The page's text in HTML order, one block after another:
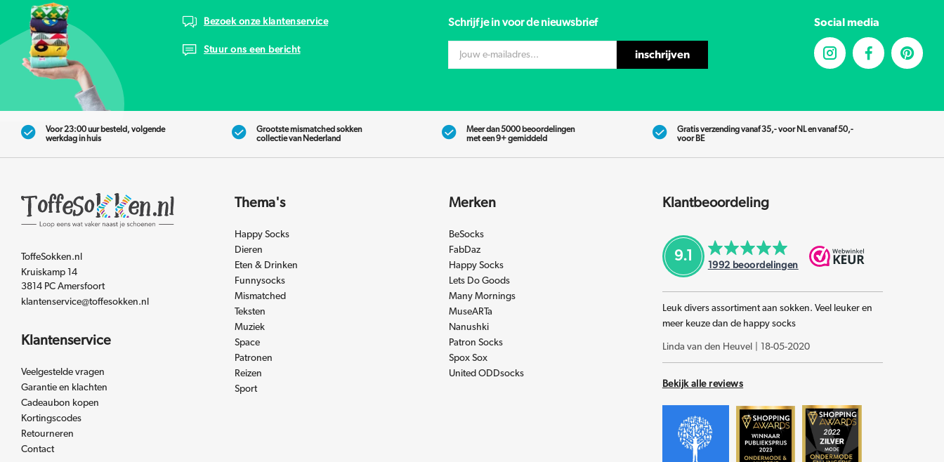
Bezoek onze klantenservice
Stuur ons een bericht
Schrijf je in voor de nieuwsbrief
inschrijven
Social media
Voor 23:00 uur besteld, volgende
werkdag in huis
Grootste mismatched sokken
collectie van Nederland
Meer dan 5000 beoordelingen
met een 9+ gemiddeld
Gratis verzending vanaf 35,- voor NL en vanaf 50,-
voor BE
ToffeSokken.nl
Kruiskamp 14
3814 PC Amersfoort
klantenservice@toffesokken.nl
Klantenservice
Veelgestelde vragen
Garantie en klachten
Cadeaubon kopen
Kortingscodes
Retourneren
Contact
Thema's
Happy Socks
Dieren
Eten & Drinken
Funnysocks
Mismatched
Teksten
Muziek
Space
Patronen
Reizen
Sport
Merken
BeSocks
FabDaz
Happy Socks
Lets Do Goods
Many Mornings
MuseARTa
Nanushki
Patron Socks
Spox Sox
United ODDsocks
Klantbeoordeling
9.1
1992beoordelingen
Leuk divers assortiment aan sokken. Veel leuker en
meer keuze dan de happy socks
Linda van den Heuvel 18-05-2020
Bekijk alle reviews